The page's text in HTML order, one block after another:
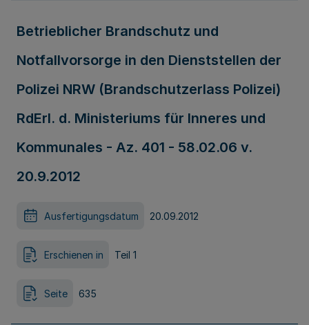
Betrieblicher Brandschutz und
Notfallvorsorge in den Dienststellen der
Polizei NRW (Brandschutzerlass Polizei)
RdErl. d. Ministeriums für Inneres und
Kommunales - Az. 401 - 58.02.06 v.
20.9.2012
Ausfertigungsdatum 20.09.2012
Erschienen in Teil 1
Seite 635